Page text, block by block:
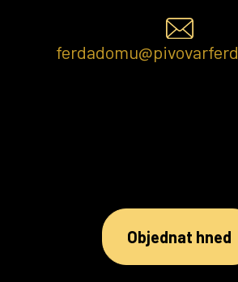
Objednat hned